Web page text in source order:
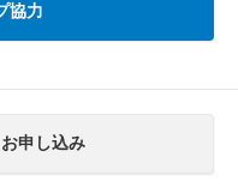
協力
申し込み